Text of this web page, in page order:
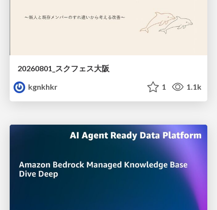
20260801_スクフェス大阪
kgnkhkr
1 1.1k